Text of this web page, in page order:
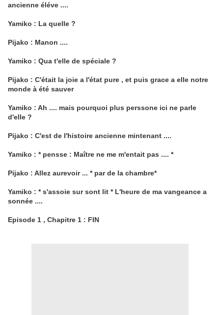
ancienne éléve ....
Yamiko : La quelle ?
Pijako : Manon ....
Yamiko : Qua t'elle de spéciale ?
Pijako : C'était la joie a l'état pure , et puis grace a elle notre
monde à été sauver
Yamiko : Ah .... mais pourquoi plus perssone ici ne parle
d'elle ?
Pijako : C'est de l'histoire ancienne mintenant ....
Yamiko : * pensse : Maître ne me m'entait pas .... *
Pijako : Allez aurevoir ... * par de la chambre*
Yamiko : * s'assoie sur sont lit * L'heure de ma vangeance a
sonnée ....
Episode 1 , Chapitre 1 : FIN